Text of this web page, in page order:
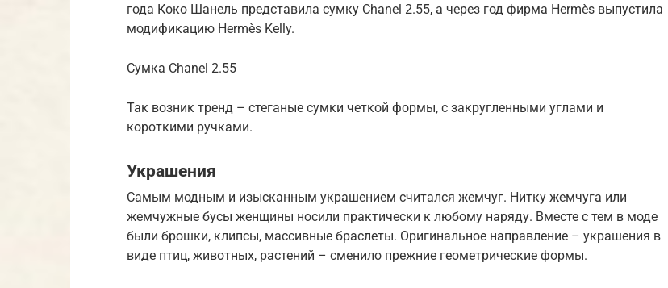
года Коко Шанель представила сумку Chanel 2.55, а через год фирма Hermès выпустила
модификацию Hermès Kelly.
Сумка Chanel 2.55
Так возник тренд – стеганые сумки четкой формы, с закругленными углами и
короткими ручками.
Украшения
Самым модным и изысканным украшением считался жемчуг. Нитку жемчуга или
жемчужные бусы женщины носили практически к любому наряду. Вместе с тем в моде
были брошки, клипсы, массивные браслеты. Оригинальное направление – украшения в
виде птиц, животных, растений – сменило прежние геометрические формы.